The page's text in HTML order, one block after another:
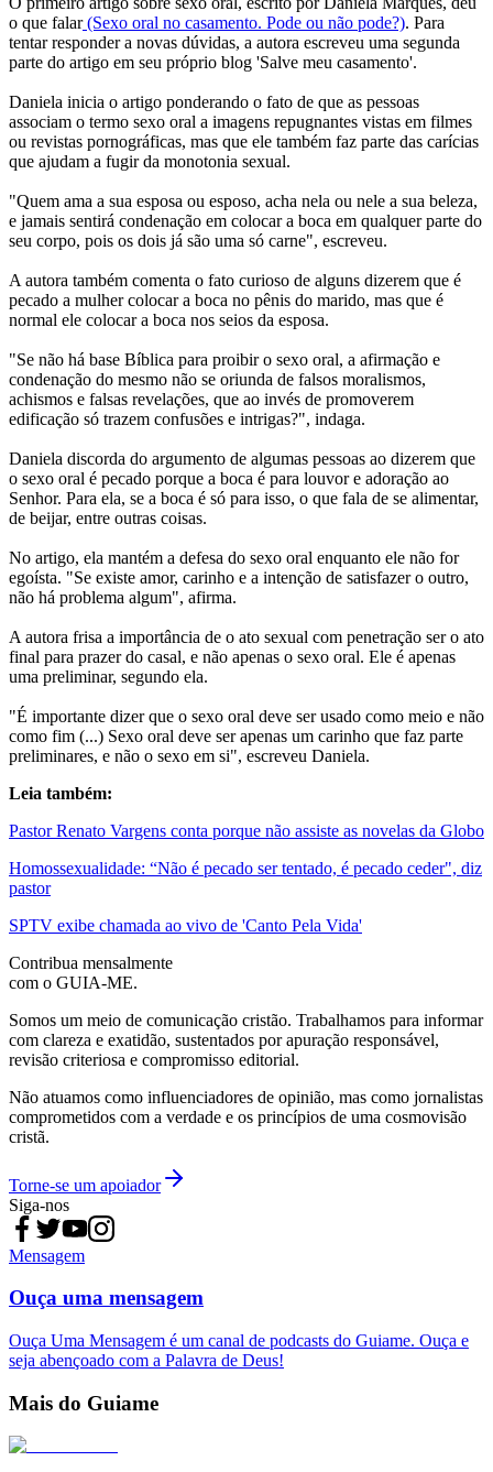
o que falar(Sexo oral no casamento. Pode ou não pode?). Para
tentar responder a novas dúvidas, a autora escreveu uma segunda
parte do artigo em seu próprio blog 'Salve meu casamento'.
Daniela inicia o artigo ponderando o fato de que as pessoas
associam o termo sexo oral a imagens repugnantes vistas em filmes
ou revistas pornográficas, mas que ele também faz parte das carícias
que ajudam a fugir da monotonia sexual.
"Quem ama a sua esposa ou esposo, acha nela ou nele a sua beleza,
e jamais sentirá condenação em colocar a boca em qualquer parte do
seu corpo, pois os dois já são uma só carne", escreveu.
A autora também comenta o fato curioso de alguns dizerem que é
pecado a mulher colocar a boca no pênis do marido, mas que é
normal ele colocar a boca nos seios da esposa.
"Se não há base Bíblica para proibir o sexo oral, a afirmação e
condenação do mesmo não se oriunda de falsos moralismos,
achismos e falsas revelações, que ao invés de promoverem
edificação só trazem confusões e intrigas?", indaga.
Daniela discorda do argumento de algumas pessoas ao dizerem que
o sexo oral é pecado porque a boca é para louvor e adoração ao
Senhor. Para ela, se a boca é só para isso, o que fala de se alimentar,
de beijar, entre outras coisas.
No artigo, ela mantém a defesa do sexo oral enquanto ele não for
egoísta. "Se existe amor, carinho e a intenção de satisfazer o outro,
não há problema algum", afirma.
A autora frisa a importância de o ato sexual com penetração ser o ato
final para prazer do casal, e não apenas o sexo oral. Ele é apenas
uma preliminar, segundo ela.
"É importante dizer que o sexo oral deve ser usado como meio e não
como fim (...) Sexo oral deve ser apenas um carinho que faz parte
preliminares, e não o sexo em si", escreveu Daniela.
Leia também:
Pastor Renato Vargens conta porque não assiste as novelas da Globo
Homossexualidade: “Não é pecado ser tentado, é pecado ceder", diz
pastor
SPTV exibe chamada ao vivo de 'Canto Pela Vida'
Contribua mensalmente
com o GUIA-ME.
Somos um meio de comunicação cristão. Trabalhamos para informar
com clareza e exatidão, sustentados por apuração responsável,
revisão criteriosa e compromisso editorial.
Não atuamos como influenciadores de opinião, mas como jornalistas
comprometidos com a verdade e os princípios de uma cosmovisão
cristã.
Torne-se um apoiador
Siga-nos
Mensagem
Ouça uma mensagem
Ouça Uma Mensagem é um canal de podcasts do Guiame. Ouça e
seja abençoado com a Palavra de Deus!
Mais do Guiame